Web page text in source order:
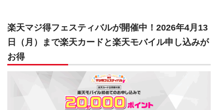
楽天マジ得フェスティバルが開催中！2026年4月13
日（月）まで楽天カードと楽天モバイル申し込みが
お得